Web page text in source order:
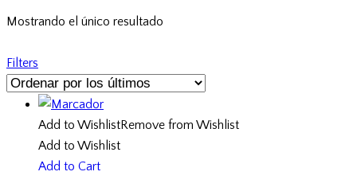
Mostrando el único resultado
Filters
Add to WishlistRemove from Wishlist
Add to Wishlist
Add to Cart